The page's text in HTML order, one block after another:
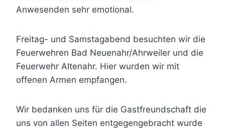
Anwesenden sehr emotional.
Freitag- und Samstagabend besuchten wir die
Feuerwehren Bad Neuenahr/Ahrweiler und die
Feuerwehr Altenahr. Hier wurden wir mit
offenen Armen empfangen.
Wir bedanken uns für die Gastfreundschaft die
uns von allen Seiten entgegengebracht wurde